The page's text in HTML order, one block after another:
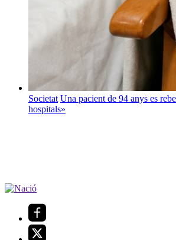
Societat Una pacient de 94 anys es
hospitals»